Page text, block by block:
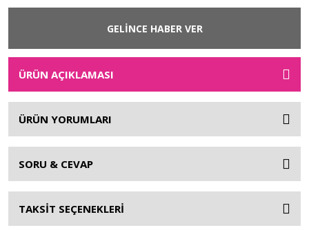
GELİNCE HABER VER
ÜRÜN AÇIKLAMASI
ÜRÜN YORUMLARI
SORU & CEVAP
TAKSİT SEÇENEKLERİ